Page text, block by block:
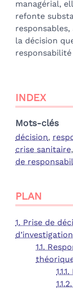
managérial,
refonte
la décision
responsabilité
INDEX
Mots-clés
décision,
crise sanitaire,
de
PLAN
1. Prise de
d’investigation
1.1.